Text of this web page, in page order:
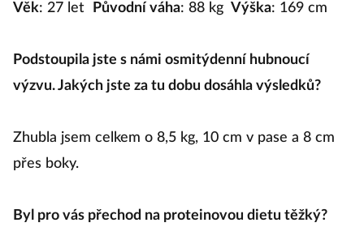
Věk: 27 let Původní váha: 88 kg Výška: 169 cm
Podstoupila jste s námi osmitýdenní hubnoucí
výzvu. Jakých jste za tu dobu dosáhla výsledků?
Zhubla jsem celkem o 8,5 kg, 10 cm v pase a 8 cm
přes boky.
Byl pro vás přechod na proteinovou dietu těžký?